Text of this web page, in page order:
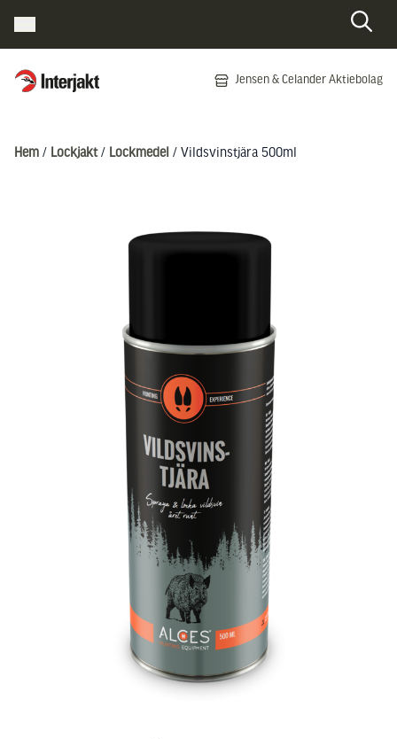
Interjakt SE Jensen & Celander Aktiebolag
Hem / Lockjakt/ Lockmedel / Vildsvinstjära 500ml